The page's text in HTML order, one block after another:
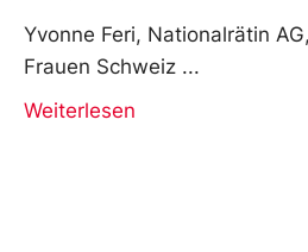
Yvonne Feri, Nationalrätin
Frauen Schweiz
Weiterlesen